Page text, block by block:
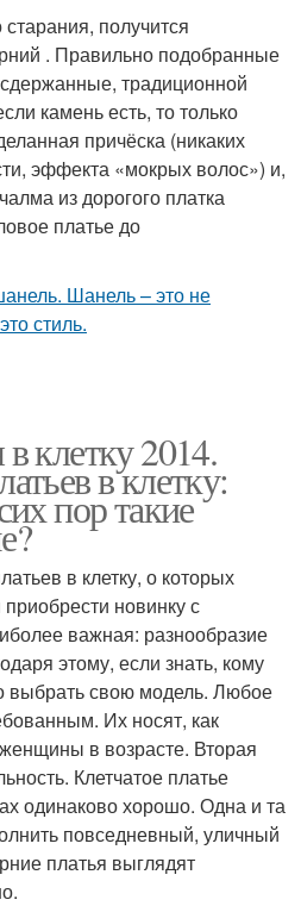
получится
. Правильно подобранные
традиционной
камень есть, то только
причёска (никаких
эффекта «мокрых волос») и,
из дорогого платка
платье до
клетку 2014.
в клетку:
пор такие
в клетку, о которых
новинку с
важная: разнообразие
этому, если знать, кому
выбрать свою модель. Любое
Их носят, как
в возрасте. Вторая
Клетчатое платье
одинаково хорошо. Одна и та
повседневный, уличный
платья выглядят